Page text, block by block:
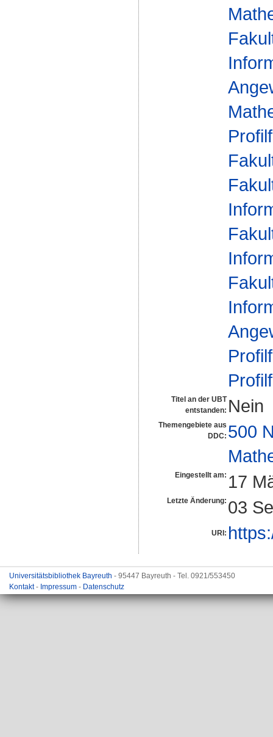
Titel an der UBT
entstanden: Nein
Themengebiete aus
DDC: 500
Eingestellt am: 17
Letzte Änderung: 03
URI:
Universitätsbibliothek Bayreuth - 95447 Bayreuth - Tel. 0921/553450
Kontakt- Impressum - Datenschutz